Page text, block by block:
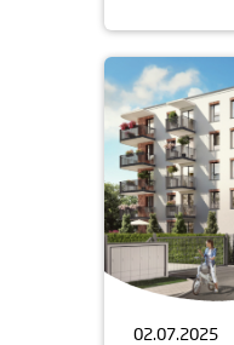
02.07.2025